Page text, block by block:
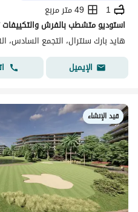
1
49 متر مربع
هايد بارك سنترال، التجمع السادس،
الإيميل
قيد الإنشاء